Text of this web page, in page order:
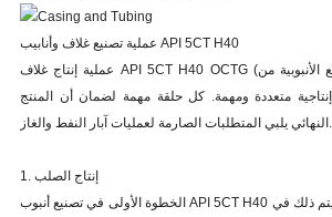
عملية تصنيع غلاف وأنابيب API 5CT H40
عملية إنتاج غلاف API 5CT H40 OCTG (السلع الأنبوبية من Oil Country) معقدة
متعددة ومهمة. كل حلقة مهمة لضمان أن المنتج
النهائي يلبي المتطلبات الصارمة لعمليات آبار النفط والغاز.
1. إنتاج الصلب
الخطوة الأولى في تصنيع أنبوب API 5CT H40 هي إنتاج الصلب. وعادة ما يتم ذلك في